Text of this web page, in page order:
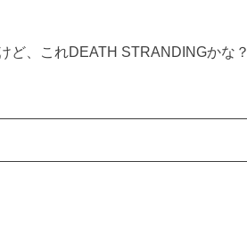
ど、これDEATH STRANDINGかな？